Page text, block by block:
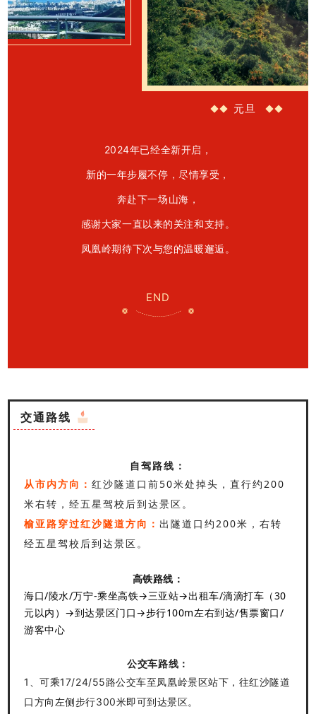
元旦
2024年已经全新开启，
新的一年步履不停，尽情享受，
奔赴下一场山海，
感谢大家一直以来的关注和支持。
凤凰岭期待下次与您的温暖邂逅。
END
交通路线
自驾路线：
从市内方向：红沙隧道口前50米处掉头，直行约200
米右转，经五星驾校后到达景区。
榆亚路穿过红沙隧道方向： 出隧道口约200米，右转
经五星驾校后到达景区。
高铁路线：
海口/陵水/万宁-乘坐高铁→三亚站→出租车/滴滴打车（30
元以内）→到达景区门口→步行100m左右到达/售票窗口/
游客中心
公交车路线：
1、可乘17/24/55路公交车至凤凰岭景区站下，往红沙隧道
口方向左侧步行300米即可到达景区。